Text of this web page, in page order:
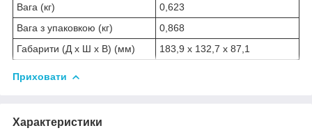
Вага (кг)
0,623
Вага з упаковкою (кг)
0,868
Габарити (Д х Ш х В) (мм)
183,9 x 132,7 x 87,1
Приховати
Характеристики